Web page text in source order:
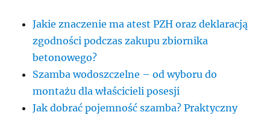
Jakie znaczenie ma atest PZH oraz deklaracją
zgodności podczas zakupu zbiornika
betonowego?
Szamba wodoszczelne – od wyboru do
montażu dla właścicieli posesji
Jak dobrać pojemność szamba? Praktyczny